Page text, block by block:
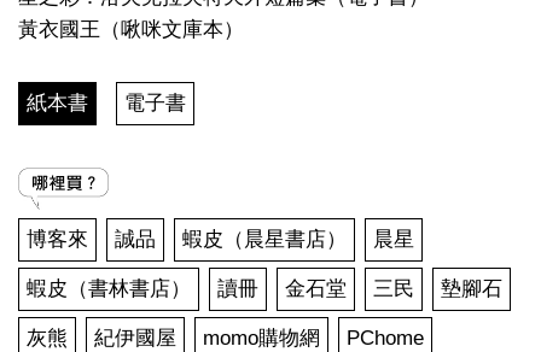
黃衣國王（啾咪文庫本）
紙本書 電子書
博客來 誠品 蝦皮（晨星書店） 晨星
蝦皮（書林書店） 讀冊 金石堂 三民 墊腳石
灰熊 紀伊國屋 momo購物網 PChome